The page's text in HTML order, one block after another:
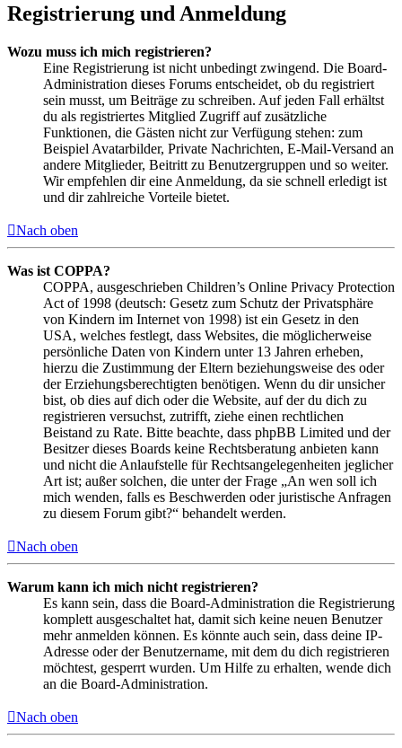
Registrierung und Anmeldung
Wozu muss ich mich registrieren?
Eine Registrierung ist nicht unbedingt zwingend. Die Board-
Administration dieses Forums entscheidet, ob du registriert
sein musst, um Beiträge zu schreiben. Auf jeden Fall erhältst
du als registriertes Mitglied Zugriff auf zusätzliche
Funktionen, die Gästen nicht zur Verfügung stehen: zum
Beispiel Avatarbilder, Private Nachrichten, E-Mail-Versand an
andere Mitglieder, Beitritt zu Benutzergruppen und so weiter.
Wir empfehlen dir eine Anmeldung, da sie schnell erledigt ist
und dir zahlreiche Vorteile bietet.
Nach oben
Was ist COPPA?
COPPA, ausgeschrieben Children’s Online Privacy Protection
Act of 1998 (deutsch: Gesetz zum Schutz der Privatsphäre
von Kindern im Internet von 1998) ist ein Gesetz in den
USA, welches festlegt, dass Websites, die möglicherweise
persönliche Daten von Kindern unter 13 Jahren erheben,
hierzu die Zustimmung der Eltern beziehungsweise des oder
der Erziehungsberechtigten benötigen. Wenn du dir unsicher
bist, ob dies auf dich oder die Website, auf der du dich zu
registrieren versuchst, zutrifft, ziehe einen rechtlichen
Beistand zu Rate. Bitte beachte, dass phpBB Limited und der
Besitzer dieses Boards keine Rechtsberatung anbieten kann
und nicht die Anlaufstelle für Rechtsangelegenheiten jeglicher
Art ist; außer solchen, die unter der Frage „An wen soll ich
mich wenden, falls es Beschwerden oder juristische Anfragen
zu diesem Forum gibt?“ behandelt werden.
Nach oben
Warum kann ich mich nicht registrieren?
Es kann sein, dass die Board-Administration die Registrierung
komplett ausgeschaltet hat, damit sich keine neuen Benutzer
mehr anmelden können. Es könnte auch sein, dass deine IP-
Adresse oder der Benutzername, mit dem du dich registrieren
möchtest, gesperrt wurden. Um Hilfe zu erhalten, wende dich
an die Board-Administration.
Nach oben